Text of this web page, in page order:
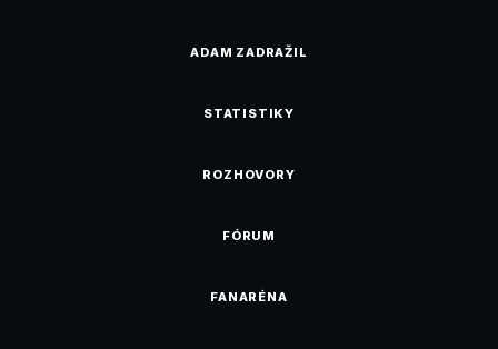
ADAM ZADRAŽIL
STATISTIKY
ROZHOVORY
FÓRUM
FANARÉNA